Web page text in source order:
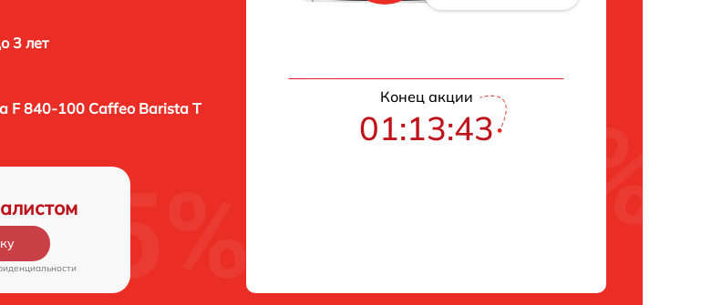
3 лет
F 840-100 Caffeo Barista T
Конец акции
01:13:42